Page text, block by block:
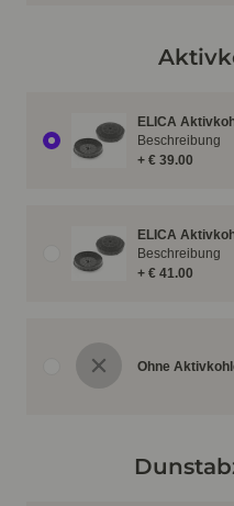
ELICA
+ € 39.00
Beschreibung
ELICA
+ € 41.00
Beschreibung
Ohne